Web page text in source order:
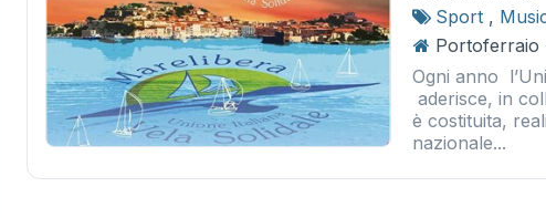
Sport ,
Portoferraio
Ogni anno
aderisce, in
è costituita,
nazionale...